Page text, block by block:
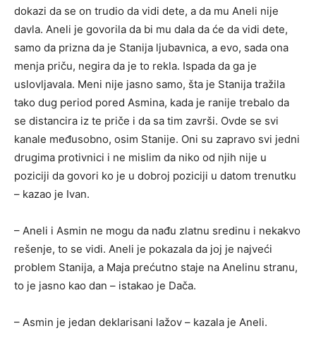
dokazi da se on trudio da vidi dete, a da mu Aneli nije
davla. Aneli je govorila da bi mu dala da će da vidi dete,
samo da prizna da je Stanija ljubavnica, a evo, sada ona
menja priču, negira da je to rekla. Ispada da ga je
uslovljavala. Meni nije jasno samo, šta je Stanija tražila
tako dug period pored Asmina, kada je ranije trebalo da
se distancira iz te priče i da sa tim završi. Ovde se svi
kanale međusobno, osim Stanije. Oni su zapravo svi jedni
drugima protivnici i ne mislim da niko od njih nije u
poziciji da govori ko je u dobroj poziciji u datom trenutku
– kazao je Ivan.
– Aneli i Asmin ne mogu da nađu zlatnu sredinu i nekakvo
rešenje, to se vidi. Aneli je pokazala da joj je najveći
problem Stanija, a Maja prećutno staje na Anelinu stranu,
to je jasno kao dan – istakao je Dača.
– Asmin je jedan deklarisani lažov – kazala je Aneli.